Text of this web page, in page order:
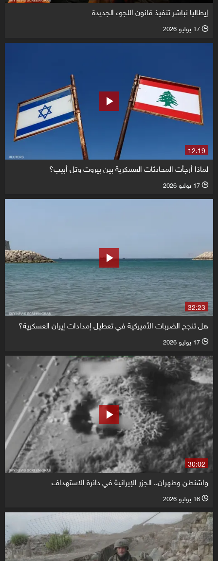
إيطاليا نباشر تنفيذ قانون اللجوء الجديدة
l 17 يوليو 2026
12:19
لماذا أرجأت المحادثات العسكرية بين بيروت وتل أبيب؟
l 17 يوليو 2026
32:23
هل تنجح الضربات الأميركية في تعطيل إمدادات إيران العسكرية؟
l 17 يوليو 2026
30:02
واشنطن وطهران.. الجزر الإيرانية في دائرة الاستهداف
l 16 يوليو 2026